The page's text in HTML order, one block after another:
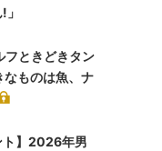
フときどきタン
ものは魚、ナ
ト】2026年男